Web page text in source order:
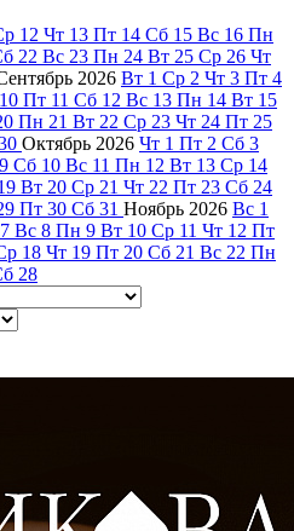
12 Чт 13 Пт 14 Сб 15 Вс 16 Пн
22 Вс 23 Пн 24 Вт 25 Ср 26 Чт
2026 Вт 1 Ср 2 Чт 3 Пт 4
10 Пт 11 Сб 12 Вс 13 Пн 14 Вт 15
Пн 21 Вт 22 Ср 23 Чт 24 Пт 25
Октябрь 2026 Чт 1 Пт 2 Сб 3
9 Сб 10 Вс 11 Пн 12 Вт 13 Ср 14
Вт 20 Ср 21 Чт 22 Пт 23 Сб 24
Пт 30 Сб 31 Ноябрь 2026 Вс 1
7 Вс 8 Пн 9 Вт 10 Ср 11 Чт 12 Пт
18 Чт 19 Пт 20 Сб 21 Вс 22 Пн
28